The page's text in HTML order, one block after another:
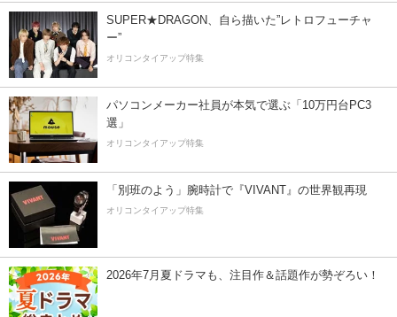
SUPER★DRAGON、自ら描いた”レトロフューチャ
ー”
オリコンタイアップ特集
パソコンメーカー社員が本気で選ぶ「10万円台PC3
選」
オリコンタイアップ特集
「別班のよう」腕時計で『VIVANT』の世界観再現
オリコンタイアップ特集
2026年7月夏ドラマも、注目作＆話題作が勢ぞろい！